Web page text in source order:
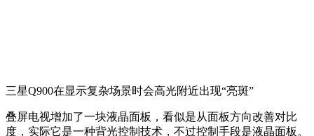
三星Q900在显示复杂场景时会高光附近出现“亮斑”
叠屏电视增加了一块液晶面板，看似是从面板方向改善对比
度，实际它是一种背光控制技术，不过控制手段是液晶面板。